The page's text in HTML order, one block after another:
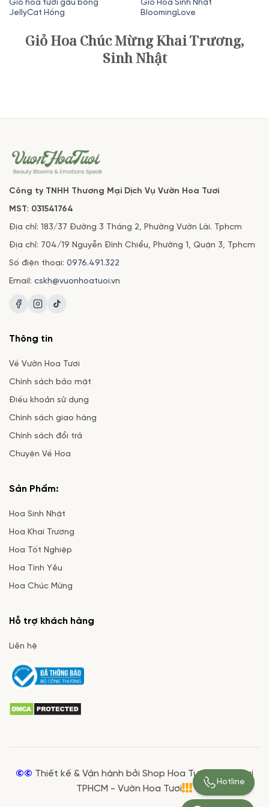
Giỏ hoa tươi gấu bông
JellyCat Hồng
là:
480,000₫.
Giỏ Hoa Sinh Nhật
BloomingLove
là:
650,000₫.
Giỏ Hoa Chúc Mừng Khai Trương,
Sinh Nhật
Công ty TNHH Thương Mại Dịch Vụ Vườn Hoa Tươi
MST: 031541764
Địa chỉ: 183/37 Đường 3 Tháng 2, Phường Vườn Lài. Tphcm
Địa chỉ: 704/19 Nguyễn Đình Chiểu, Phường 1, Quận 3, Tphcm
Số điện thoại: 0976.491.322
Email: cskh@vuonhoatuoi.vn
Thông tin
Về Vườn Hoa Tươi
Chính sách bảo mật
Điều khoản sử dụng
Chính sách giao hàng
Chính sách đổi trả
Chuyện Về Hoa
Sản Phẩm:
Hoa Sinh Nhật
Hoa Khai Trương
Hoa Tốt Nghiệp
Hoa Tình Yêu
Hoa Chúc Mừng
Hỗ trợ khách hàng
Liên hệ
©© Thiết kế & Vận hành bởi Shop Hoa Tươi Giá Rẻ tại
TPHCM - Vườn Hoa Tươi
Hotline